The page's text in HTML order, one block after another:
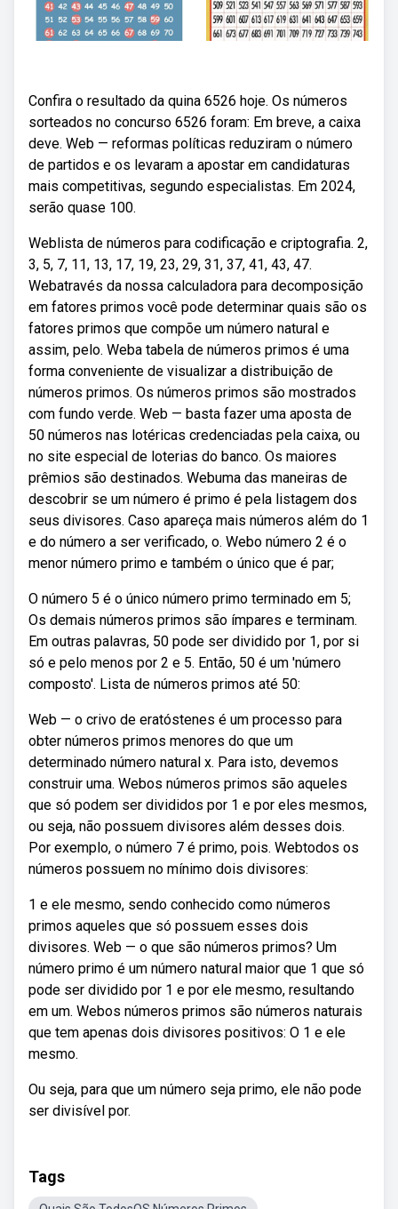
Confira o resultado da quina 6526 hoje. Os números
sorteados no concurso 6526 foram: Em breve, a caixa
deve. Web — reformas políticas reduziram o número
de partidos e os levaram a apostar em candidaturas
mais competitivas, segundo especialistas. Em 2024,
serão quase 100.
Weblista de números para codificação e criptografia. 2,
3, 5, 7, 11, 13, 17, 19, 23, 29, 31, 37, 41, 43, 47.
Webatravés da nossa calculadora para decomposição
em fatores primos você pode determinar quais são os
fatores primos que compõe um número natural e
assim, pelo. Weba tabela de números primos é uma
forma conveniente de visualizar a distribuição de
números primos. Os números primos são mostrados
com fundo verde. Web — basta fazer uma aposta de
50 números nas lotéricas credenciadas pela caixa, ou
no site especial de loterias do banco. Os maiores
prêmios são destinados. Webuma das maneiras de
descobrir se um número é primo é pela listagem dos
seus divisores. Caso apareça mais números além do 1
e do número a ser verificado, o. Webo número 2 é o
menor número primo e também o único que é par;
O número 5 é o único número primo terminado em 5;
Os demais números primos são ímpares e terminam.
Em outras palavras, 50 pode ser dividido por 1, por si
só e pelo menos por 2 e 5. Então, 50 é um 'número
composto'. Lista de números primos até 50:
Web — o crivo de eratóstenes é um processo para
obter números primos menores do que um
determinado número natural x. Para isto, devemos
construir uma. Webos números primos são aqueles
que só podem ser divididos por 1 e por eles mesmos,
ou seja, não possuem divisores além desses dois.
Por exemplo, o número 7 é primo, pois. Webtodos os
números possuem no mínimo dois divisores:
1 e ele mesmo, sendo conhecido como números
primos aqueles que só possuem esses dois
divisores. Web — o que são números primos? Um
número primo é um número natural maior que 1 que só
pode ser dividido por 1 e por ele mesmo, resultando
em um. Webos números primos são números naturais
que tem apenas dois divisores positivos: O 1 e ele
mesmo.
Ou seja, para que um número seja primo, ele não pode
ser divisível por.
Tags